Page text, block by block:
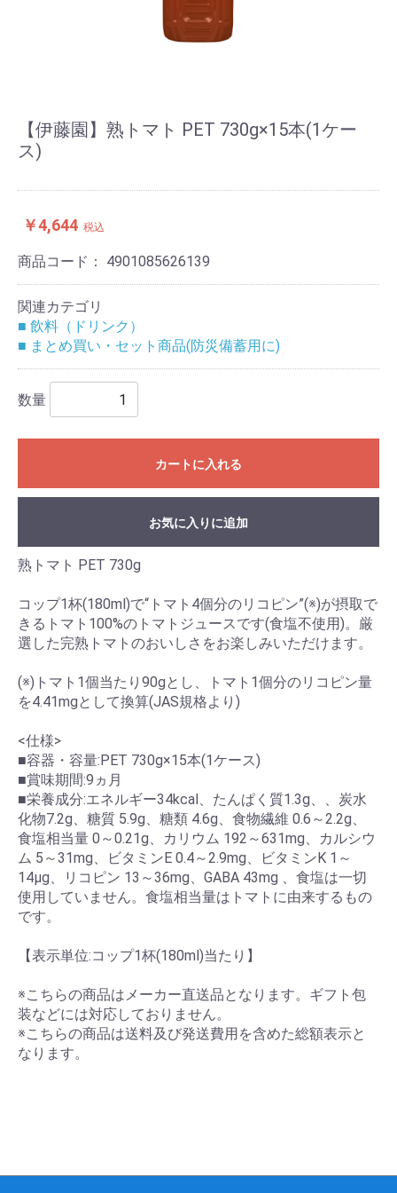
【伊藤園】熟トマト PET 730g×15本(1ケー
ス)
￥4,644 税込
商品コード： 4901085626139
関連カテゴリ
■ 飲料（ドリンク）
■ まとめ買い・セット商品(防災備蓄用に)
数量
カートに入れる
お気に入りに追加
熟トマト PET 730g
コップ1杯(180ml)で“トマト4個分のリコピン”(※)が摂取で
きるトマト100%のトマトジュースです(食塩不使用)。厳
選した完熟トマトのおいしさをお楽しみいただけます。
(※)トマト1個当たり90gとし、トマト1個分のリコピン量
を4.41mgとして換算(JAS規格より)
<仕様>
■容器・容量:PET 730g×15本(1ケース)
■賞味期間:9ヵ月
■栄養成分:エネルギー34kcal、たんぱく質1.3g、、炭水
化物7.2g、糖質 5.9g、糖類 4.6g、食物繊維 0.6～2.2g、
食塩相当量 0～0.21g、カリウム 192～631mg、カルシウ
ム 5～31mg、ビタミンE 0.4～2.9mg、ビタミンK 1～
14μg、リコピン 13～36mg、GABA 43mg 、食塩は一切
使用していません。食塩相当量はトマトに由来するもの
です。
【表示単位:コップ1杯(180ml)当たり】
※こちらの商品はメーカー直送品となります。ギフト包
装などには対応しておりません。
※こちらの商品は送料及び発送費用を含めた総額表示と
なります。